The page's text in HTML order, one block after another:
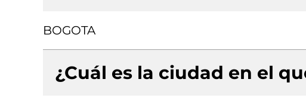
BOGOTA
¿Cuál es la ciudad en el